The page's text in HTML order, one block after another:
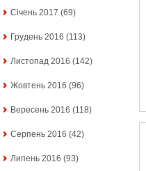
Січень 2017 (69)
Грудень 2016 (113)
Листопад 2016 (142)
Жовтень 2016 (96)
Вересень 2016 (118)
Серпень 2016 (42)
Липень 2016 (93)